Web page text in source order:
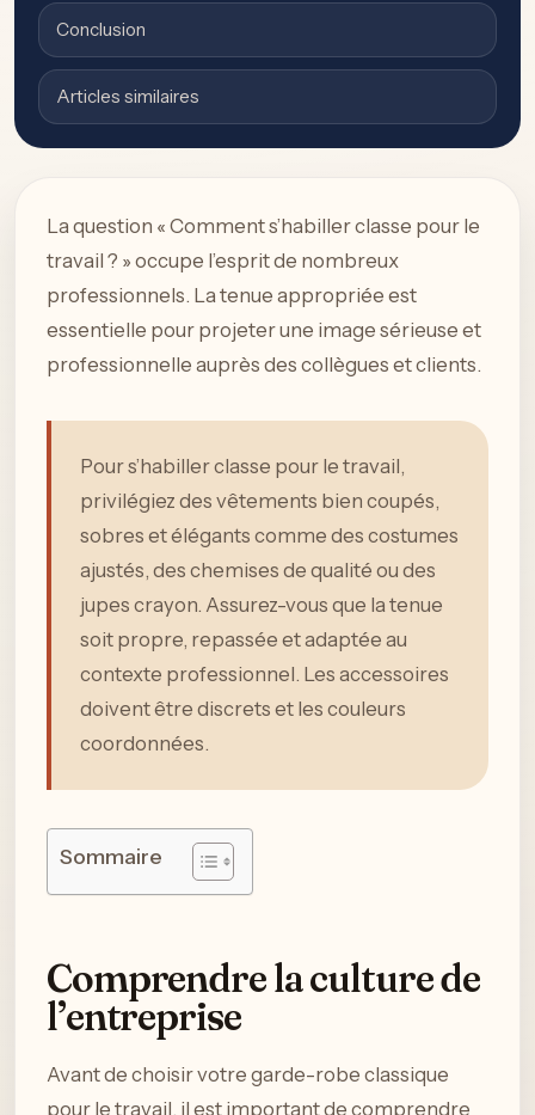
Conclusion
Articles similaires
La question « Comment s’habiller classe pour le
travail ? » occupe l’esprit de nombreux
professionnels. La tenue appropriée est
essentielle pour projeter une image sérieuse et
professionnelle auprès des collègues et clients.
Pour s’habiller classe pour le travail,
privilégiez des vêtements bien coupés,
sobres et élégants comme des costumes
ajustés, des chemises de qualité ou des
jupes crayon. Assurez-vous que la tenue
soit propre, repassée et adaptée au
contexte professionnel. Les accessoires
doivent être discrets et les couleurs
coordonnées.
Sommaire
Comprendre la culture de
l’entreprise
Avant de choisir votre garde-robe classique
pour le travail, il est important de comprendre